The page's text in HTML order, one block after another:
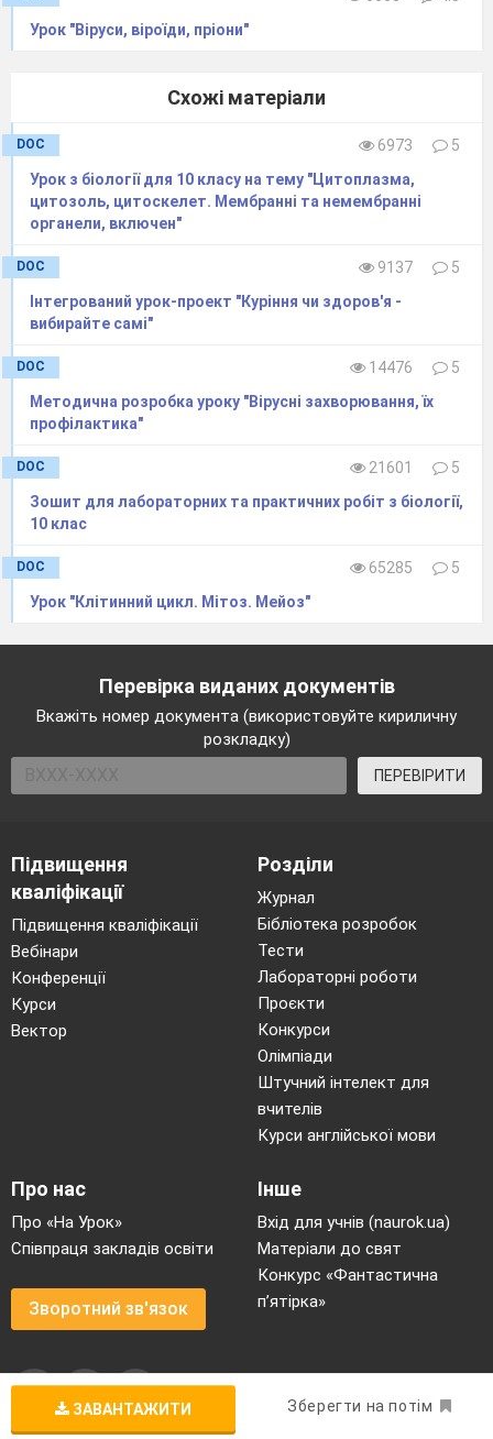
Урок "Віруси, віроїди, пріони"
Схожі матеріали
DOC 6973
5
Урок з біології для 10 класу на тему "Цитоплазма,
цитозоль, цитоскелет. Мембранні та немембранні
органели, включен"
DOC 9137
5
Інтегрований урок-проект "Куріння чи здоров'я -
вибирайте самі"
DOC 14476
5
Методична розробка уроку "Вірусні захворювання, їх
профілактика"
DOC 21601
5
Зошит для лабораторних та практичних робіт з біології,
10 клас
DOC 65285
5
Урок "Клітинний цикл. Мітоз. Мейоз"
ЗАВАНТАЖИТИ Зберегти на потім
Перевірка виданих документів
Вкажіть номер документа (використовуйте кириличну
розкладку)
ПЕРЕВІРИТИ
Підвищення
кваліфікації
Підвищення кваліфікації
Вебінари
Конференції
Курси
Вектор
Розділи
Журнал
Бібліотека розробок
Тести
Лабораторні роботи
Проєкти
Конкурси
Олімпіади
Штучний інтелект для
вчителів
Курси англійської мови
Про нас
Про «На Урок»
Співпраця закладів освіти
Зворотний зв'язок
Інше
Вхід для учнів (naurok.ua)
Матеріали до свят
Конкурс «Фантастична
п’ятірка»